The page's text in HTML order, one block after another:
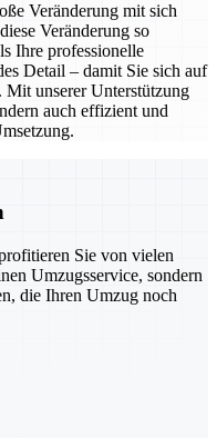
Veränderung mit sich
Veränderung so
Ihre professionelle
Detail – damit Sie sich auf
Mit unserer Unterstützung
auch effizient und
Sie von vielen
Umzugsservice, sondern
die Ihren Umzug noch